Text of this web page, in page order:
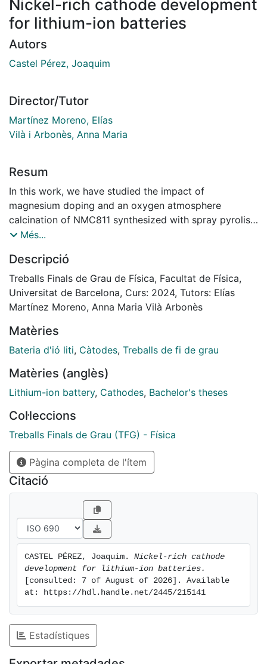
Nickel-rich cathode development
for lithium-ion batteries
Autors
Castel Pérez, Joaquim
Director/Tutor
Martínez Moreno, Elías
Vilà i Arbonès, Anna Maria
Resum
In this work, we have studied the impact of
magnesium doping and an oxygen atmosphere
calcination of NMC811 synthesized with spray pyrolisis
on the battery’s performance.
were prepared from them. Although magnesium
dopants decreased the battery’s specific discharge
capacity, calcination in an oxygen atmosphere was
found to enhance the performance
Més...
Descripció
Treballs Finals de Grau de Física, Facultat de Física,
Universitat de Barcelona, Curs: 2024, Tutors: Elías
Martínez Moreno, Anna Maria Vilà Arbonès
Matèries
Bateria d'ió liti, Càtodes, Treballs de fi de grau
Matèries (anglès)
Lithium-ion battery, Cathodes, Bachelor's theses
Col·leccions
Treballs Finals de Grau (TFG) - Física
Pàgina completa de l'ítem
Citació
CASTEL PÉREZ, Joaquim. Nickel-rich cathode
development for lithium-ion batteries.
[consulted: 7 of August of 2026]. Available
at: https://hdl.handle.net/2445/215141
Estadístiques